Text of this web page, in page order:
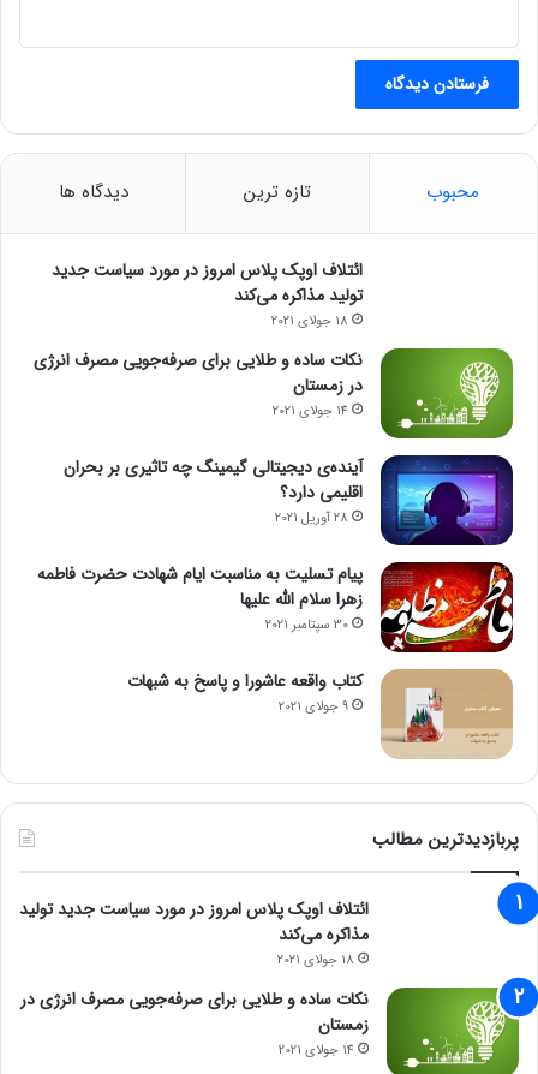
محبوب تازه ترین دیدگاه ها
ائتلاف اوپک پلاس امروز در مورد سیاست جدید
تولید مذاکره می‌کند
18 جولای 2021
نکات ساده و طلایی برای صرفه‌جویی مصرف انرژی
در زمستان
14 جولای 2021
آینده‌ی دیجیتالی گیمینگ چه تاثیری بر بحران
اقلیمی دارد؟
28 آوریل 2021
پیام تسلیت به مناسبت ایام شهادت حضرت فاطمه
زهرا سلام الله علیها
30 سپتامبر 2021
کتاب واقعه عاشورا و پاسخ به شبهات
9 جولای 2021
پربازدیدترین مطالب
ائتلاف اوپک پلاس امروز در مورد سیاست جدید تولید
مذاکره می‌کند
18 جولای 2021
نکات ساده و طلایی برای صرفه‌جویی مصرف انرژی در
زمستان
14 جولای 2021